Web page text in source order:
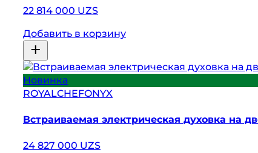
22 814 000 UZS
Добавить в корзину
Новинка
ROYALCHEFONYX
Встраиваемая электрическая духовка на
24 827 000 UZS